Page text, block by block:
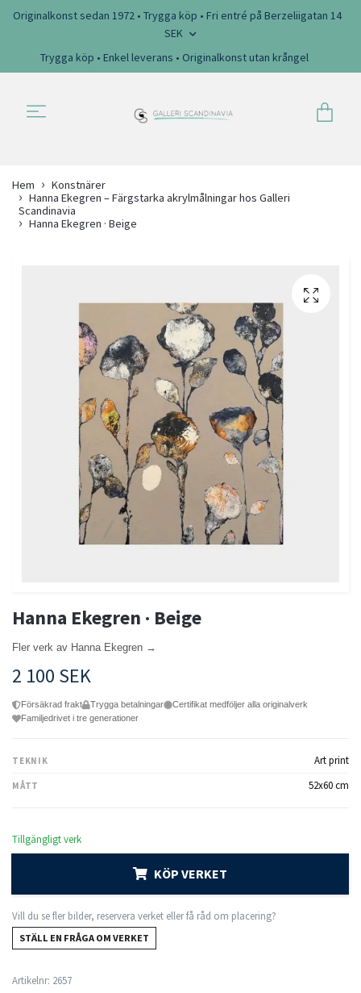
Originalkonst sedan 1972 • Trygga köp • Fri entré på Berzeliigatan 14
SEK
Trygga köp • Enkel leverans • Originalkonst utan krångel
Hem
Konstnärer
Hanna Ekegren – Färgstarka akrylmålningar hos Galleri
Scandinavia
Hanna Ekegren · Beige
Hanna Ekegren · Beige
Fler verk av Hanna Ekegren →
2 100 SEK
Försäkrad frakt Trygga betalningar
Certifikat medföljer alla originalverk
Familjedrivet i tre generationer
TEKNIK Art print
MÅTT 52x60 cm
Tillgängligt verk
KÖP VERKET
Vill du se fler bilder, reservera verket eller få råd om placering?
STÄLL EN FRÅGA OM VERKET
Artikelnr: 2657